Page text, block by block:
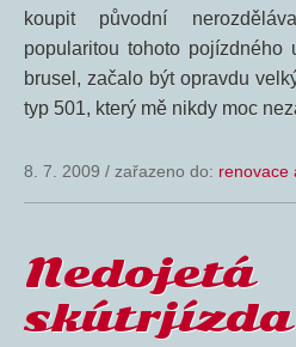
koupit původní
popularitou tohoto pojízdného
brusel, začalo být opravdu
typ 501, který mě nikdy moc
8. 7. 2009 / zařazeno do: renovace
Nedojetá
skútrjízda